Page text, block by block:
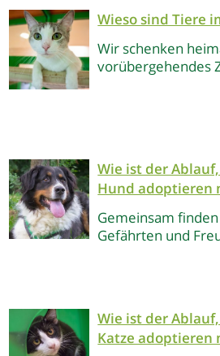
Wieso sind Tiere
Wir schenken
vorübergehendes
Wie ist der
Hund adoptieren
Gemeinsam
Gefährten und
Wie ist der
Katze adoptieren